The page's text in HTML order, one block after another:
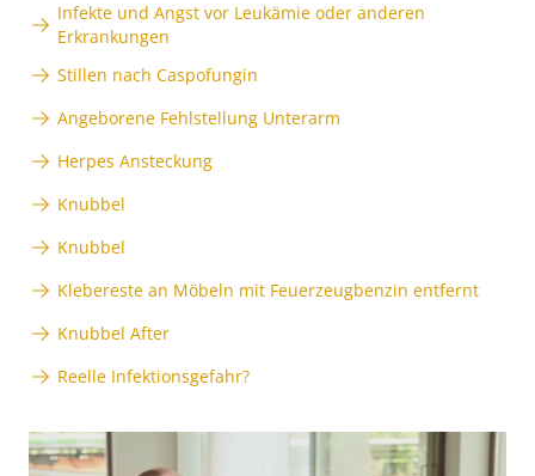
Infekte und Angst vor Leukämie oder anderen
Erkrankungen
Stillen nach Caspofungin
Angeborene Fehlstellung Unterarm
Herpes Ansteckung
Knubbel
Knubbel
Klebereste an Möbeln mit Feuerzeugbenzin entfernt
Knubbel After
Reelle Infektionsgefahr?